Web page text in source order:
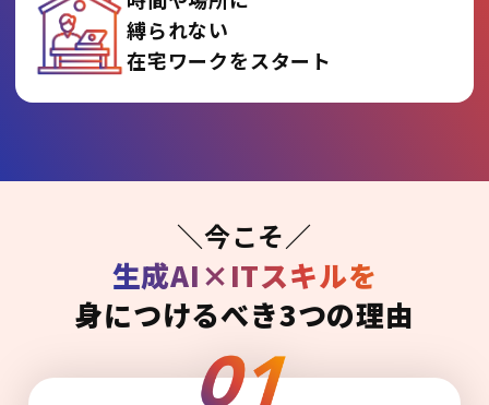
縛られない
在宅ワークをスタート
＼今こそ／
生成AI×ITスキルを
身につけるべき3つの理由